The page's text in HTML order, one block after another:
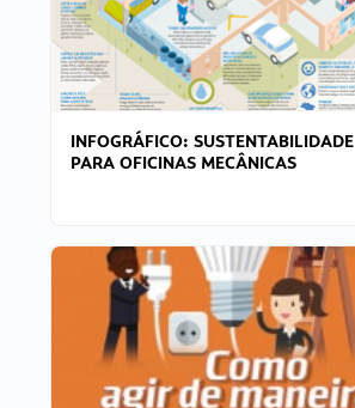
INFOGRÁFICO: SUSTENTABILIDADE
PARA OFICINAS MECÂNICAS